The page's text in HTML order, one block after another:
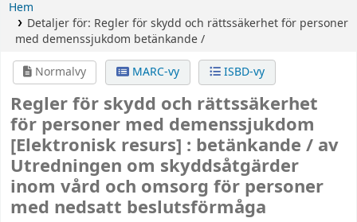
Hem
Detaljer för: Regler för skydd och rättssäkerhet för personer
med demenssjukdom betänkande /
Normalvy
MARC-vy ISBD-vy
Regler för skydd och rättssäkerhet
för personer med demenssjukdom
[Elektronisk resurs] : betänkande / av
Utredningen om skyddsåtgärder
inom vård och omsorg för personer
med nedsatt beslutsförmåga